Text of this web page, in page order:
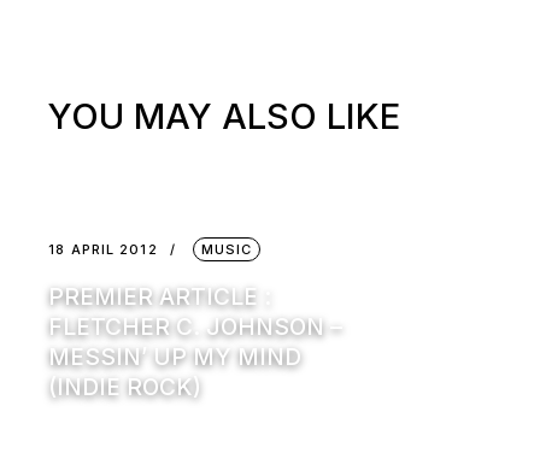
YOU MAY ALSO LIKE
18 APRIL 2012 MUSIC
PREMIER ARTICLE :
FLETCHER C. JOHNSON –
MESSIN’ UP MY MIND
(INDIE ROCK)